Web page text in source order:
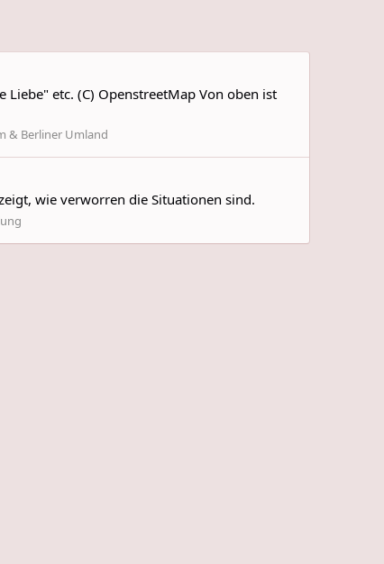
etc. (C) OpenstreetMap Von oben ist
& Berliner Umland
wie verworren die Situationen sind.